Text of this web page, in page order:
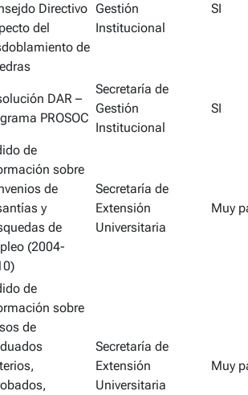
Directivo
del
de
Gestión
Institucional
SI
DAR –
PROSOC
Secretaría de
Gestión
Institucional
SI
de
sobre
de
y
de
(2004-
Secretaría de
Extensión
Universitaria
Muy
de
sobre
de
Secretaría de
Extensión
Universitaria
Muy